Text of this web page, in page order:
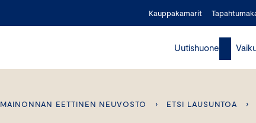
Kauppakamarit
Uutishuone
MAINONNAN EETTINEN NEUVOSTO › ETSI LAUSUNTOA ›